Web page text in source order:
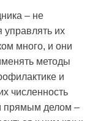
– не
управлять их
много, и они
методы
и
численность
прямым делом –